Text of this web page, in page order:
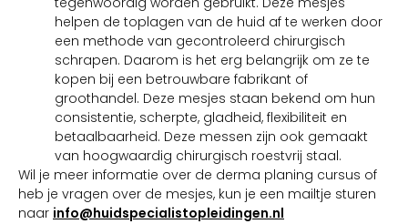
helpen de toplagen van de huid af te werken door
een methode van gecontroleerd chirurgisch
schrapen. Daarom is het erg belangrijk om ze te
kopen bij een betrouwbare fabrikant of
groothandel. Deze mesjes staan ​​bekend om hun
consistentie, scherpte, gladheid, flexibiliteit en
betaalbaarheid. Deze messen zijn ook gemaakt
van hoogwaardig chirurgisch roestvrij staal.
Wil je meer informatie over de derma planing cursus of
heb je vragen over de mesjes, kun je een mailtje sturen
naar info@huidspecialistopleidingen.nl